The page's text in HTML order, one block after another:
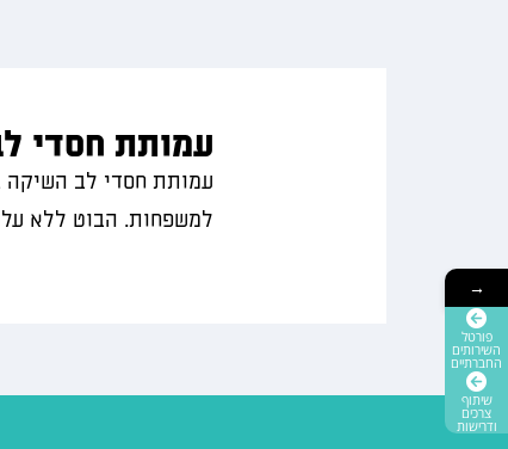
עמותת חסדי
עמותת חסדי לב השיקה
למשפחות. הבוט ללא
→
פורטל
השירותים
החברתיים
שיתוף
צרכים
ודרישות